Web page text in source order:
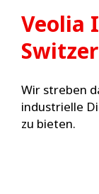
Veolia
Wir streben
industrielle
zu bieten.